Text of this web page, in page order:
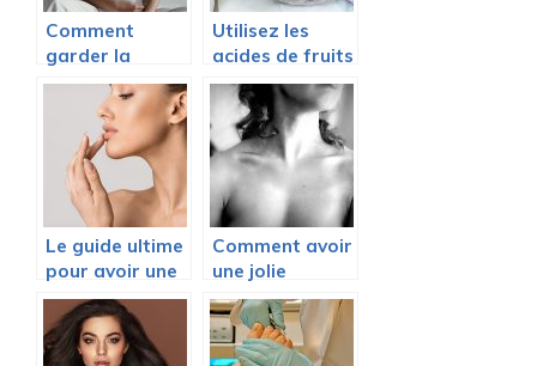
Comment
garder la
beauté de vos
vêtements
blancs ?
Utilisez les
acides de fruits
pour embellir
votre peau !
Le guide ultime
pour avoir une
belle peau
Comment avoir
une jolie
poitrine ?